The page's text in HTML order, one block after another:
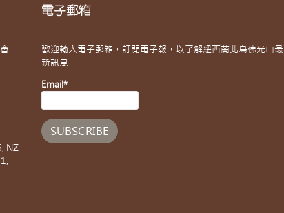
NZ
電子郵箱
歡迎輸入電子郵箱，訂閱電子報，以了解紐西蘭北島佛光山最
新訊息
Email*